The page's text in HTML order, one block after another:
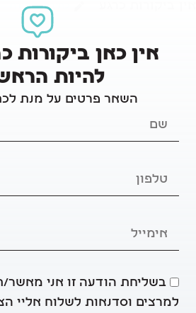
כתיבת ביקורת
אין כאן ביקורות
להיות
השאר פרטים על מנת
בשליחת הודעה זו אני מאשר/
למרצים וסדנאות לשלוח אליי